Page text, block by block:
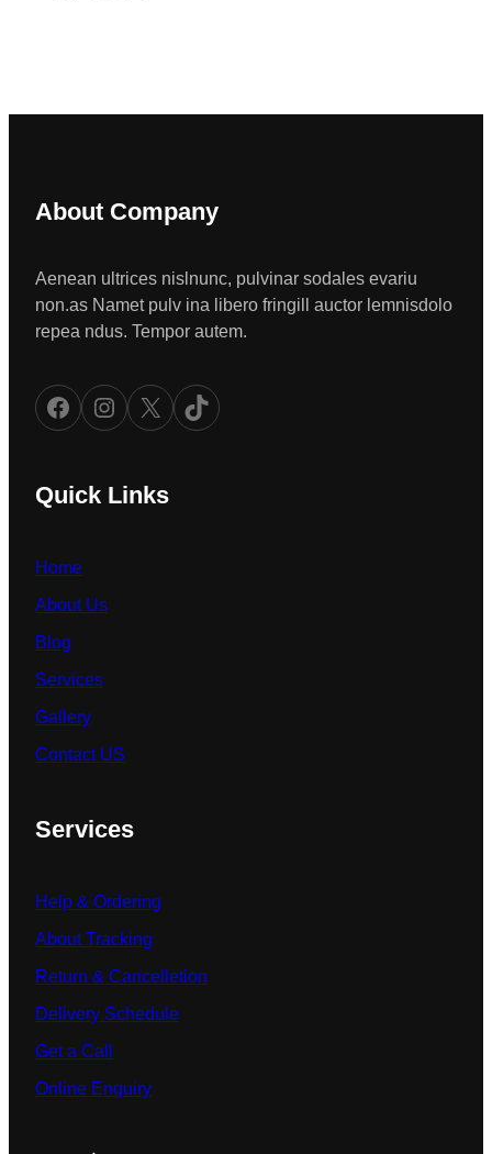
About Company
Aenean ultrices nislnunc, pulvinar sodales evariu
non.as Namet pulv ina libero fringill auctor lemnisdolo
repea ndus. Tempor autem.
Facebook Instagram X TikTok
Quick Links
Home
About Us
Blog
Services
Gallery
Contact US
Services
Help & Ordering
About Tracking
Return & Cancelletion
Delivery Schedule
Get a Call
Online Enquiry